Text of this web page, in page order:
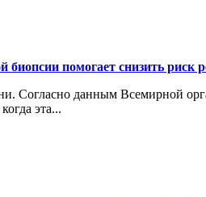
биопсии помогает снизить риск
данным Всемирной
эта...